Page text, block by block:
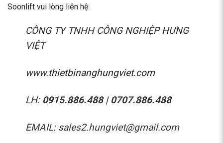
Soonlift vui lòng liên hệ:
CÔNG TY TNHH CÔNG NGHIỆP HƯNG
VIỆT
www.thietbinanghungviet.com
LH: 0915.886.488 | 0707.886.488
EMAIL: sales2.hungviet@gmail.com